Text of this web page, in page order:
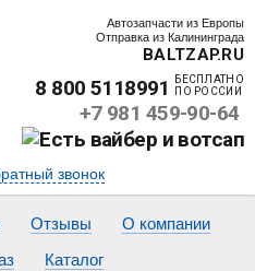
Автозапчасти из Европы
Отправка из Калининграда
BALTZAP.RU
8 800 5118991
БЕСПЛАТНО
ПО РОССИИ
+7 981 459-90-64
звонок
Отзывы
О компании
Каталог